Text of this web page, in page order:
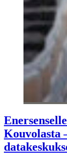
Kouvolasta